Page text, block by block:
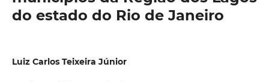
do estado do Rio de Janeiro
Luiz Carlos Teixeira Júnior